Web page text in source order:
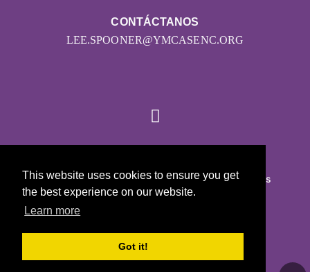
This website uses cookies to ensure you get
the best experience on our website.
Learn more
Got it!
CONTÁCTANOS
LEE.SPOONER@YMCASENC.ORG
Girls on the Run - Todos los derechos reservados
POLÍTICA DE PRIVACIDAD
Con la tecnología de Pinwheel.us